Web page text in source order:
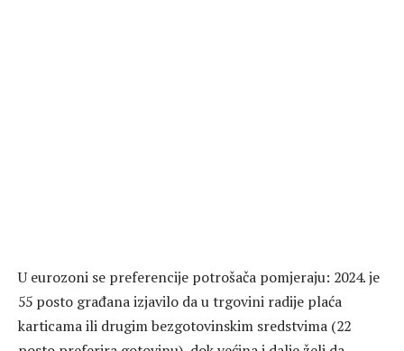
U eurozoni se preferencije potrošača pomjeraju: 2024. je
55 posto građana izjavilo da u trgovini radije plaća
karticama ili drugim bezgotovinskim sredstvima (22